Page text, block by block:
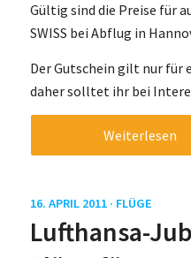
Gültig sind die Preise für
SWISS bei Abflug in
Der Gutschein gilt nur für
daher solltet ihr bei
Weiterlesen
16. APRIL 2011 · FLÜGE
Lufthansa-